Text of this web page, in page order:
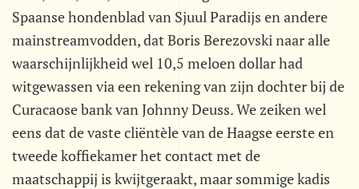
Spaanse hondenblad van Sjuul Paradijs en andere
mainstreamvodden, dat Boris Berezovski naar alle
waarschijnlijkheid wel 10,5 meloen dollar had
witgewassen via een rekening van zijn dochter bij de
Curacaose bank van Johnny Deuss. We zeiken wel
eens dat de vaste cliëntèle van de Haagse eerste en
tweede koffiekamer het contact met de
maatschappij is kwijtgeraakt, maar sommige kadis